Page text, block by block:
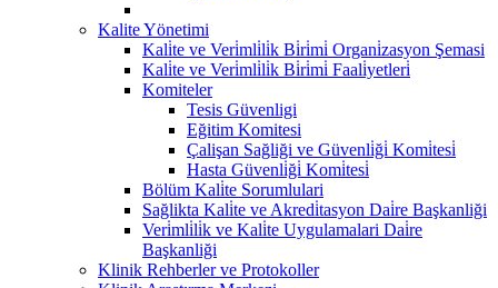
Kalite Yönetimi
Kali̇te ve Veri̇mli̇li̇k Bi̇ri̇mi̇ Organi̇zasyon Şemasi
Kali̇te ve Veri̇mli̇li̇k Bi̇ri̇mi̇ Faali̇yetleri̇
Komiteler
Tesis Güvenligi
Eğitim Komitesi
Çalişan Sağliği ve Güvenli̇ği̇ Komi̇tesi̇
Hasta Güvenli̇ği̇ Komi̇tesi̇
Bölüm Kali̇te Sorumlulari
Sağlikta Kali̇te ve Akredi̇tasyon Dai̇re Başkanliği
Veri̇mli̇li̇k ve Kali̇te Uygulamalari Dai̇re
Başkanliği
Klinik Rehberler ve Protokoller